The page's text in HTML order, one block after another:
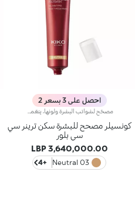
احصل على 3 بسعر 2
كونسيلر مصحح للبشرة سكن ترينر سي
سي بلور
3,640,000.00 LBP
03 Neutral
+4